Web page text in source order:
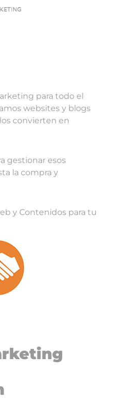
para todo el
websites y blogs
convierten en
gestionar esos
la compra y
y Contenidos para tu